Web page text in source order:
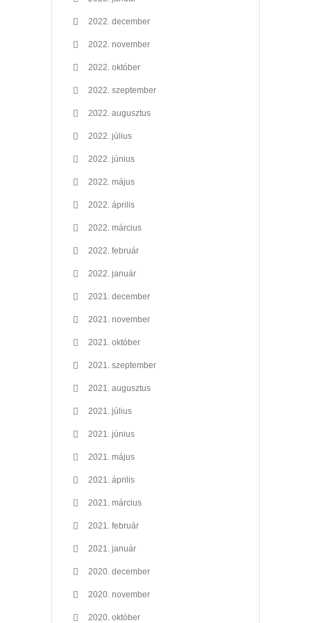
2022. december
2022. november
2022. október
2022. szeptember
2022. augusztus
2022. július
2022. június
2022. május
2022. április
2022. március
2022. február
2022. január
2021. december
2021. november
2021. október
2021. szeptember
2021. augusztus
2021. július
2021. június
2021. május
2021. április
2021. március
2021. február
2021. január
2020. december
2020. november
2020. október